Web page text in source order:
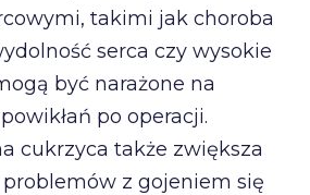
takimi jak choroba
serca czy wysokie
być narażone na
po operacji.
cukrzyca także zwiększa
z gojeniem się